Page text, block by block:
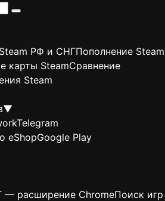
РФ и СНГПополнение Steam
карты SteamСравнение
Steam
▼
Telegram
eShopGoogle Play
— расширение ChromeПоиск игр